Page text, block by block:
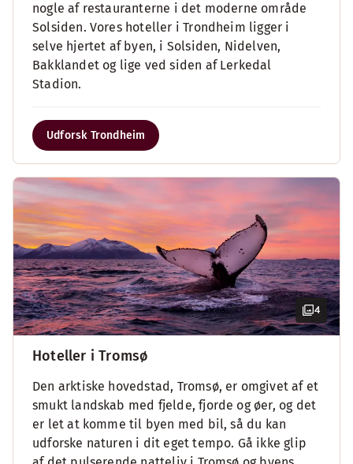
nogle af restauranterne i det moderne område
Solsiden. Vores hoteller i Trondheim ligger i
selve hjertet af byen, i Solsiden, Nidelven,
Bakklandet og lige ved siden af Lerkedal
Stadion.
Udforsk Trondheim
4
Hoteller i Tromsø
Den arktiske hovedstad, Tromsø, er omgivet af et
smukt landskab med fjelde, fjorde og øer, og det
er let at komme til byen med bil, så du kan
udforske naturen i dit eget tempo. Gå ikke glip